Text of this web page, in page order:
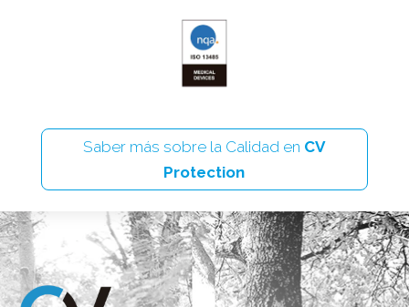
Saber más sobre la Calidad en CV
Protection